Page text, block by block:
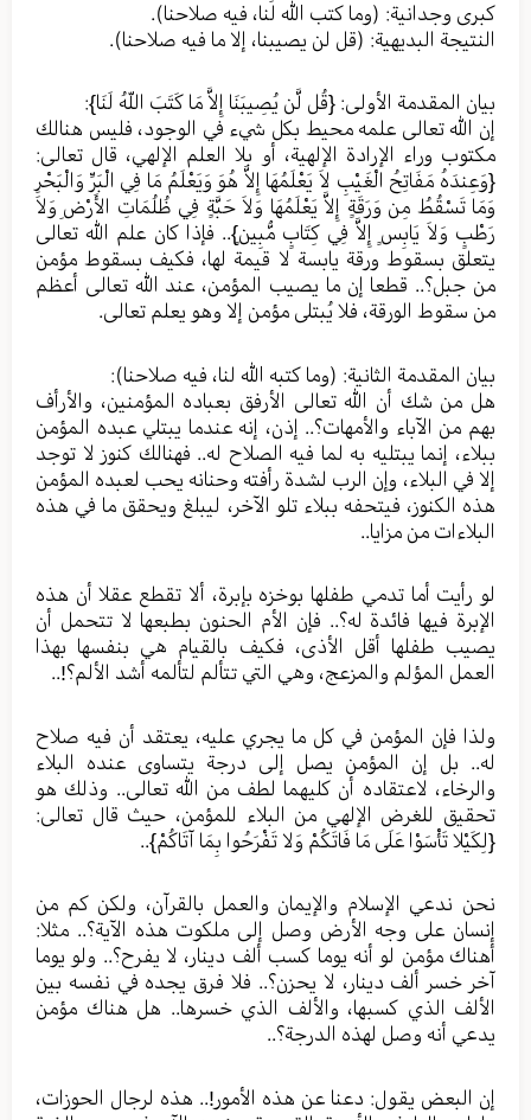
كبرى وجدانية: (وما كتب الله لنا، فيه صلاحنا).
النتيجة البديهية: (قل لن يصيبنا، إلا ما فيه صلاحنا).
بيان المقدمة الأولى: {قُل لَّن يُصِيبَنَا إِلاَّ مَا كَتَبَ اللّهُ لَنَا}:
إن الله تعالى علمه محيط بكل شيء في الوجود، فليس هنالك
مكتوب وراء الإرادة الإلهية، أو بلا العلم الإلهي، قال تعالى:
{وَعِندَهُ مَفَاتِحُ الْغَيْبِ لاَ يَعْلَمُهَا إِلاَّ هُوَ وَيَعْلَمُ مَا فِي الْبَرِّ وَالْبَحْرِ
وَمَا تَسْقُطُ مِن وَرَقَةٍ إِلاَّ يَعْلَمُهَا وَلاَ حَبَّةٍ فِي ظُلُمَاتِ الأَرْضِ وَلاَ
رَطْبٍ وَلاَ يَابِسٍ إِلاَّ فِي كِتَابٍ مُّبِينٍ}.. فإذا كان علم الله تعالى
يتعلق بسقوط ورقة يابسة لا قيمة لها، فكيف بسقوط مؤمن
من جبل؟.. قطعا إن ما يصيب المؤمن، عند الله تعالى أعظم
من سقوط الورقة، فلا يُبتلى مؤمن إلا وهو يعلم تعالى.
بيان المقدمة الثانية: (وما كتبه الله لنا، فيه صلاحنا):
هل من شك أن الله تعالى الأرفق بعباده المؤمنين، والأرأف
بهم من الآباء والأمهات؟.. إذن، إنه عندما يبتلي عبده المؤمن
ببلاء، إنما يبتليه به لما فيه الصلاح له.. فهنالك كنوز لا توجد
إلا في البلاء، وإن الرب لشدة رأفته وحنانه يحب لعبده المؤمن
هذه الكنوز، فيتحفه ببلاء تلو الآخر، ليبلغ ويحقق ما في هذه
البلاءات من مزايا..
لو رأيت أما تدمي طفلها بوخزه بإبرة، ألا تقطع عقلا أن هذه
الإبرة فيها فائدة له؟.. فإن الأم الحنون بطبعها لا تتحمل أن
يصيب طفلها أقل الأذى، فكيف بالقيام هي بنفسها بهذا
العمل المؤلم والمزعج، وهي التي تتألم لتألمه أشد الألم؟!..
ولذا فإن المؤمن في كل ما يجري عليه، يعتقد أن فيه صلاح
له.. بل إن المؤمن يصل إلى درجة يتساوى عنده البلاء
والرخاء، لاعتقاده أن كليهما لطف من الله تعالى.. وذلك هو
تحقيق للغرض الإلهي من البلاء للمؤمن، حيث قال تعالى:
{لِكَيْلا تَأْسَوْا عَلَى مَا فَاتَكُمْ وَلا تَفْرَحُوا بِمَا آتَاكُمْ}..
نحن ندعي الإسلام والإيمان والعمل بالقرآن، ولكن كم من
إنسان على وجه الأرض وصل إلى ملكوت هذه الآية؟.. مثلا:
أهناك مؤمن لو أنه يوما كسب ألف دينار، لا يفرح؟.. ولو يوما
آخر خسر ألف دينار، لا يحزن؟.. فلا فرق يجده في نفسه بين
الألف الذي كسبها، والألف الذي خسرها.. هل هناك مؤمن
يدعي أنه وصل لهذه الدرجة؟..
إن البعض يقول: دعنا عن هذه الأمور!.. هذه لرجال الحوزات،